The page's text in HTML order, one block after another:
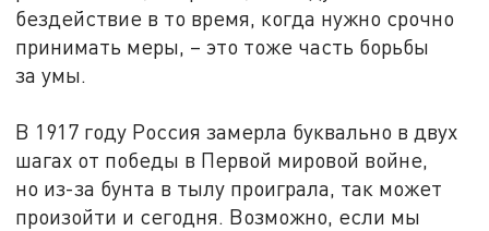
бездействие в то время, когда нужно срочно
принимать меры, – это тоже часть борьбы
за умы.
В 1917 году Россия замерла буквально в двух
шагах от победы в Первой мировой войне,
но из-за бунта в тылу проиграла, так может
произойти и сегодня. Возможно, если мы